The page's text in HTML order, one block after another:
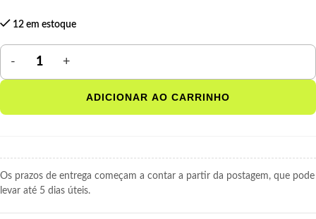
12 em estoque
ADICIONAR AO CARRINHO
Os prazos de entrega começam a contar a partir da postagem, que pode
levar até 5 dias úteis.